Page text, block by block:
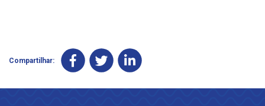
Compartilhar: